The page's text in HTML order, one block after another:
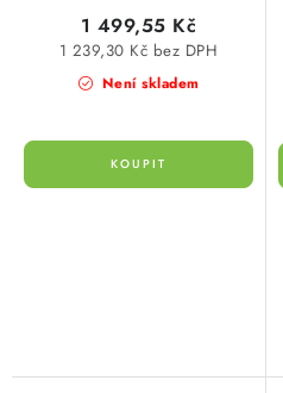
Není skladem
1 239,30 Kč bez DPH
1 499,55 Kč